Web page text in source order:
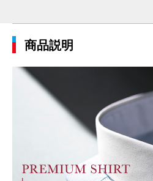
商品説明